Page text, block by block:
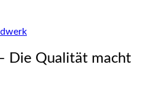
Die Qualität macht